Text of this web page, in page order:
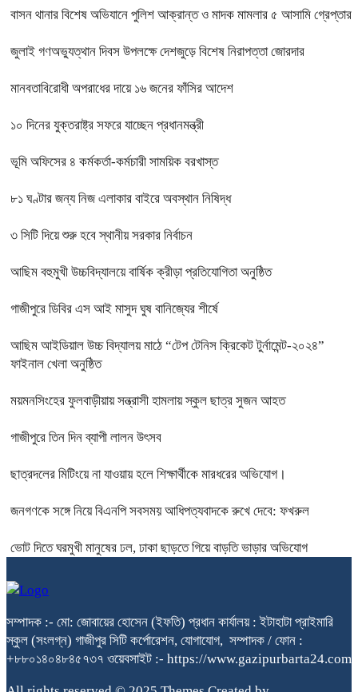
বাসন থানার বিশেষ অভিযানে পুলিশ আক্রান্ত ও মাদক মামলার ৫ আসামি গ্রেপ্তার
জুলাই গণঅভ্যুত্থান দিবস উপলক্ষে দেশজুড়ে বিশেষ নিরাপত্তা জোরদার
মানবতাবিরোধী অপরাধের দায়ে ১৬ জনের ফাঁসির আদেশ
১০ দিনের যুক্তরাষ্ট্র সফরে যাচ্ছেন প্রধানমন্ত্রী
ভূমি অফিসের ৪ কর্মকর্তা-কর্মচারী সাময়িক বরখাস্ত
৮১ ঘণ্টার জন্য নিজ এলাকার বাইরে অবস্থান নিষিদ্ধ
৩ সিটি দিয়ে শুরু হবে স্থানীয় সরকার নির্বাচন
আছিম বহুমুখী উচ্চবিদ্যালয়ে বার্ষিক ক্রীড়া প্রতিযোগিতা অনুষ্ঠিত
গাজীপুরে ডিবির এস আই মাসুদ ঘুষ বানিজ্যের শীর্ষে
আছিম আইডিয়াল উচ্চ বিদ্যালয় মাঠে “টেপ টেনিস ক্রিকেট টুর্নামেন্ট-২০২৪”
ফাইনাল খেলা অনুষ্ঠিত
ময়মনসিংহের ফুলবাড়ীয়ায় সন্ত্রাসী হামলায় স্কুল ছাত্র সুজন আহত
গাজীপুরে তিন দিন ব্যাপী লালন উৎসব
ছাত্রদলের মিটিংয়ে না যাওয়ায় হলে শিক্ষার্থীকে মারধরের অভিযোগ।
জনগণকে সঙ্গে নিয়ে বিএনপি সবসময় আধিপত্যবাদকে রুখে দেবে: ফখরুল
ভোট দিতে ঘরমুখী মানুষের ঢল, ঢাকা ছাড়তে গিয়ে বাড়তি ভাড়ার অভিযোগ
সম্পাদক :- মো: জোবায়ের হোসেন (ইফতি) প্রধান কার্যালয় : ইটাহাটা প্রাইমারি
স্কুল (সংলগ্ন) গাজীপুর সিটি কর্পোরেশন, যোগাযোগ, সম্পাদক / ফোন :
+৮৮০১৪০৪৮৪৫৭৩৭ ওয়েবসাইট :- https://www.gazipurbarta24.com